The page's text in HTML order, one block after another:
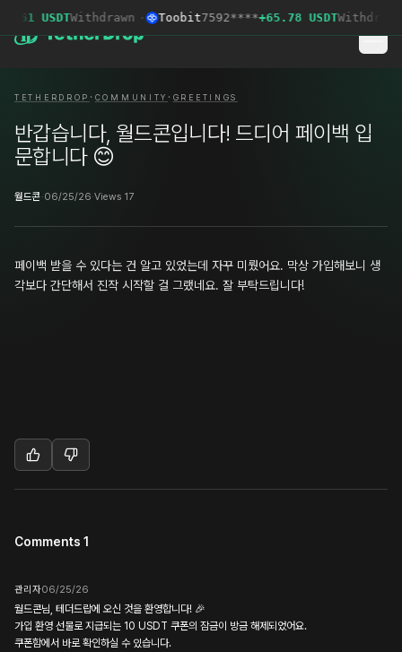
USDTWithdrawn · Toobit7592****+65.78 USDTWithdrawn
TETHERDROP · COMMUNITY · GREETINGS
반갑습니다, 월드콘입니다! 드디어 페이백 입
문합니다 😊
월드콘·06/25/26·Views 17
페이백 받을 수 있다는 건 알고 있었는데 자꾸 미뤘어요. 막상 가입해보니 생
각보다 간단해서 진작 시작할 걸 그랬네요. 잘 부탁드립니다!
Comments 1
관리자06/25/26
월드콘님, 테더드랍에 오신 것을 환영합니다! 🎉
가입 환영 선물로 지급되는 10 USDT 쿠폰의 잠금이 방금 해제되었어요.
쿠폰함에서 바로 확인하실 수 있습니다.